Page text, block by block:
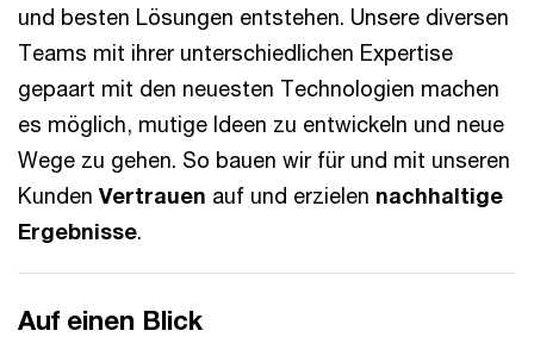
und besten Lösungen entstehen. Unsere diversen
Teams mit ihrer unterschiedlichen Expertise
gepaart mit den neuesten Technologien machen
es möglich, mutige Ideen zu entwickeln und neue
Wege zu gehen. So bauen wir für und mit unseren
Kunden Vertrauen auf und erzielen nachhaltige
Ergebnisse.
Auf einen Blick